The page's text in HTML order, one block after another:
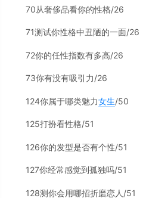
70从奢侈品看你的性格/26
71测试你性格中丑陋的一面/26
72你的任性指数有多高/26
73你有没有吸引力/26
124你属于哪类魅力女生/50
125打扮看性格/51
126你的发型是否有个性/51
127你经常感觉到孤独吗/51
128测你会用哪招折磨恋人/51